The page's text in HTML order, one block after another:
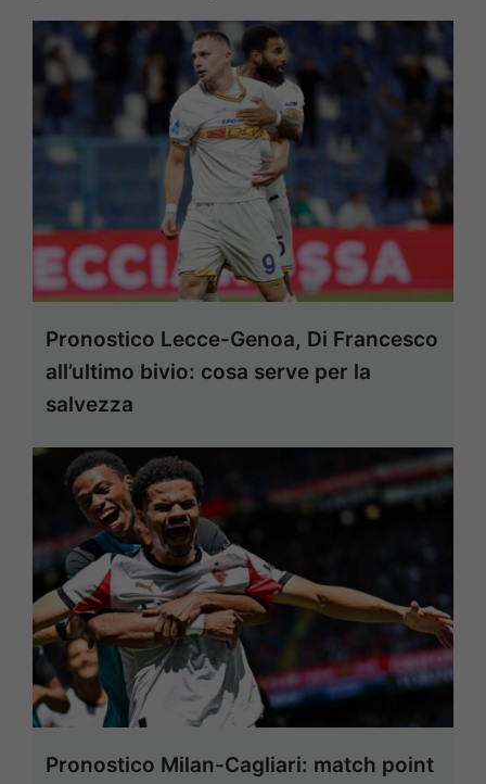
Pronostico Lecce-Genoa, Di Francesco
all’ultimo bivio: cosa serve per la
salvezza
Pronostico Milan-Cagliari: match point